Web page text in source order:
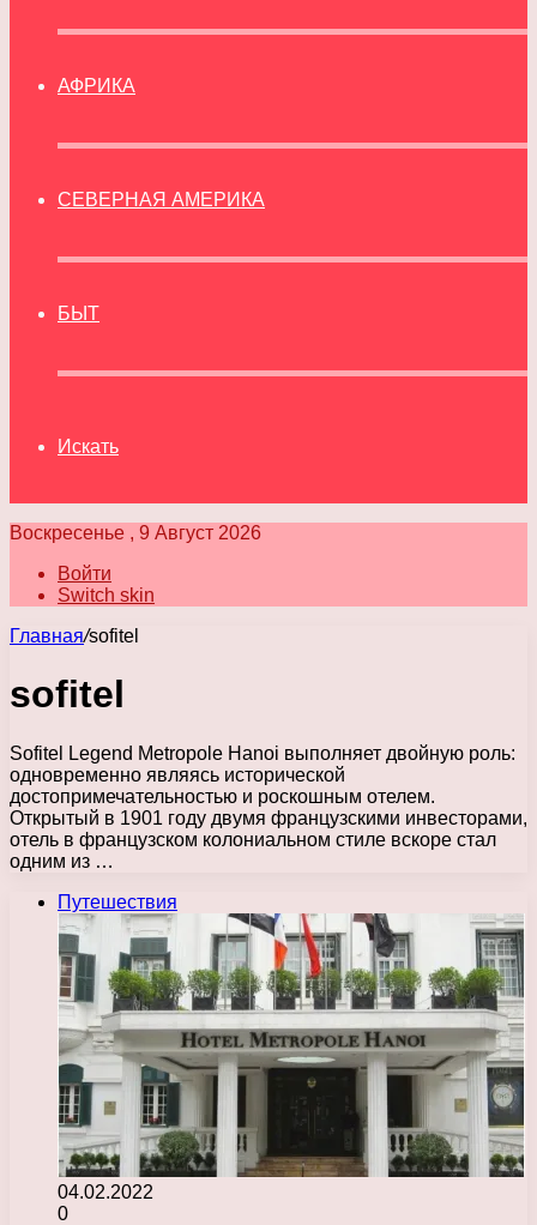
АФРИКА
СЕВЕРНАЯ АМЕРИКА
БЫТ
Искать
Воскресенье , 9 Август 2026
Войти
Switch skin
Главная/sofitel
sofitel
Sofitel Legend Metropole Hanoi выполняет двойную роль:
одновременно являясь исторической
достопримечательностью и роскошным отелем.
Открытый в 1901 году двумя французскими инвесторами,
отель в французском колониальном стиле вскоре стал
одним из …
Путешествия
04.02.2022
0